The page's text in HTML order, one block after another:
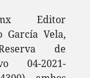
Editor
García Vela,
Reserva de
04-2021-